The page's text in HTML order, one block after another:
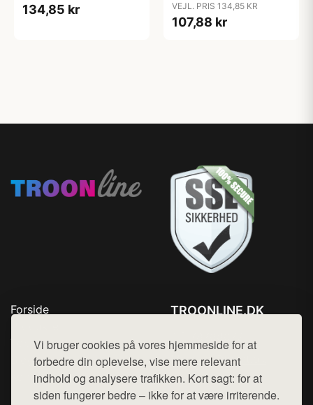
Vi bruger cookies på vores hjemmeside for at
forbedre din oplevelse, vise mere relevant
indhold og analysere trafikken. Kort sagt: for at
siden fungerer bedre – ikke for at være irriterende.
134,85 kr VEJL. PRIS 134,85 KR
107,88 kr
Forside
Top Rabatter
Blog
Kontakt
TROONLINE.DK
Mail: hej@want.dk
Cookie- og privatlivspolitik